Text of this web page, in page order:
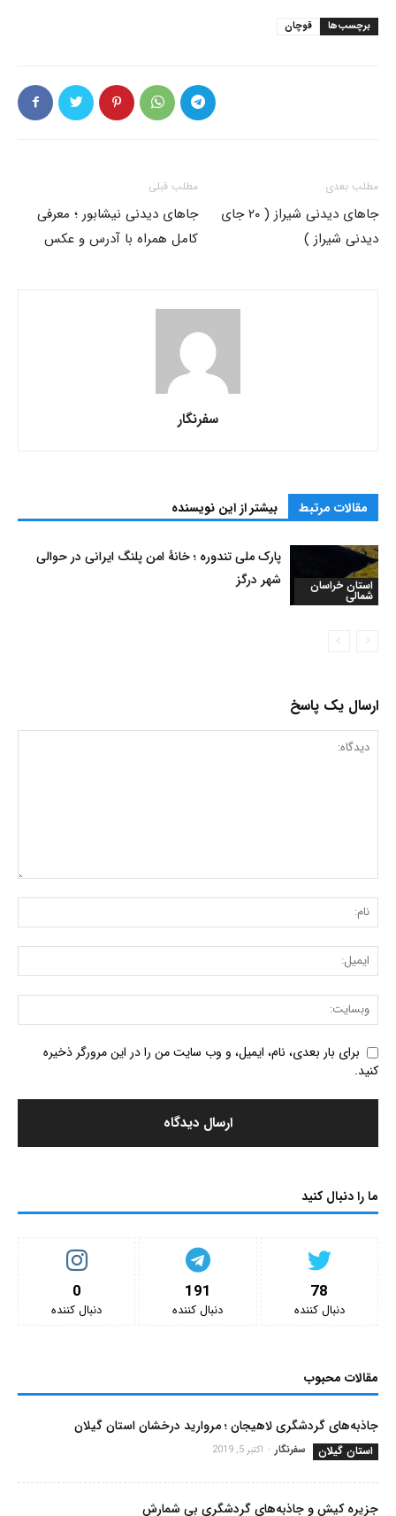
برچسب‌ها قوچان
مطلب قبلی
جاهای دیدنی نیشابور ؛ معرفی
کامل همراه با آدرس و عکس
مطلب بعدی
جاهای دیدنی شیراز ( ۲۰ جای
دیدنی شیراز )
سفرنگار
مقالات مرتبط بیشتر از این نویسنده
استان خراسان
شمالی
پارک ملی تندوره ؛ خانۀ امن پلنگ ایرانی در حوالی
شهر درگز
ارسال یک پاسخ
برای بار بعدی، نام، ایمیل، و وب سایت من را در این مرورگر ذخیره
کنید.
ما را دنبال کنید
0
دنبال کننده‌
191
دنبال کننده‌
78
دنبال کننده‌
مقالات محبوب
جاذبه‌های گردشگری لاهیجان ؛ مروارید درخشان استان گیلان
استان گیلان سفرنگار - اکتبر 5, 2019
جزیره کیش و جاذبه‌های گردشگری بی شمارش